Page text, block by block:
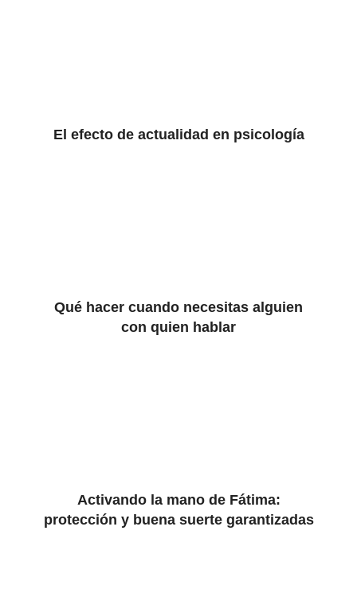
El efecto de actualidad en psicología
Qué hacer cuando necesitas alguien
con quien hablar
Activando la mano de Fátima:
protección y buena suerte garantizadas